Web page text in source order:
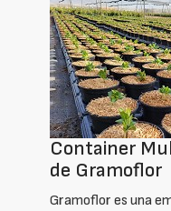
Container
de Gramoflor
Gramoflor es una